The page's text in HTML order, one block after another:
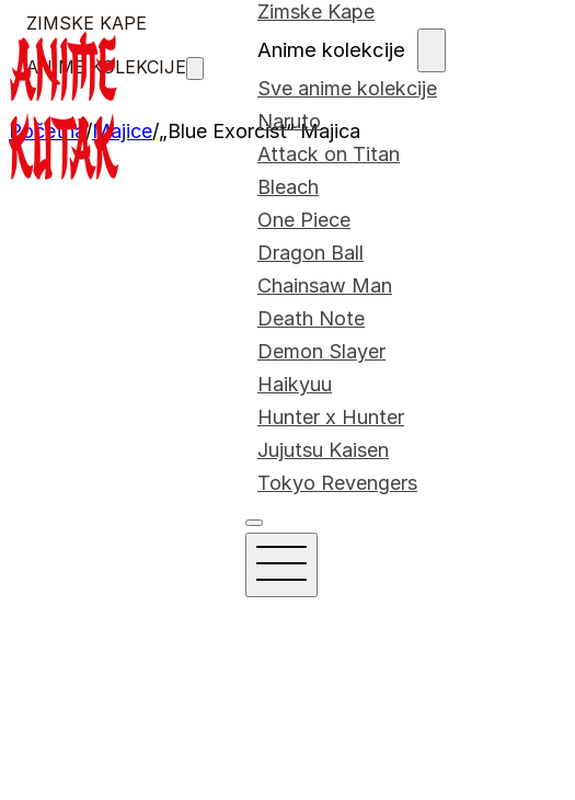
Zimske Kape
Anime kolekcije
Sve anime kolekcije
Naruto
Attack on Titan
Bleach
One Piece
Dragon Ball
Chainsaw Man
Death Note
Demon Slayer
Haikyuu
Hunter x Hunter
Jujutsu Kaisen
Tokyo Revengers
ZIMSKE KAPE
ANIME KOLEKCIJE
Početna /Majice/„Blue Exorcist“ Majica